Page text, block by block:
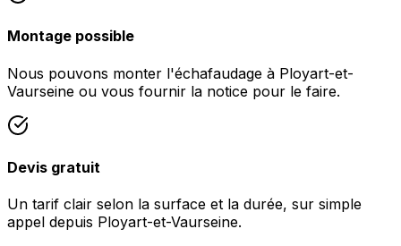
Montage possible
Nous pouvons monter l'échafaudage à Ployart-et-
Vaurseine ou vous fournir la notice pour le faire.
Devis gratuit
Un tarif clair selon la surface et la durée, sur simple
appel depuis Ployart-et-Vaurseine.